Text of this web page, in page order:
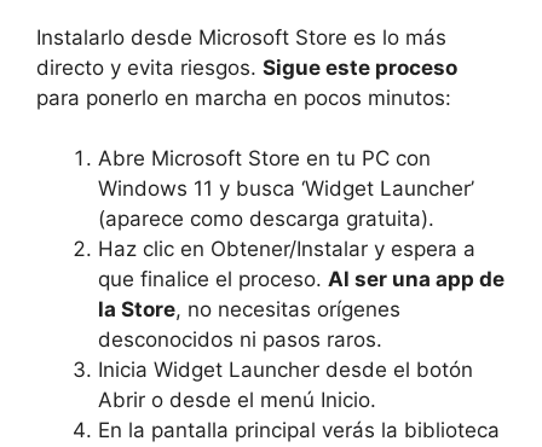
Instalarlo desde Microsoft Store es lo más
directo y evita riesgos. Sigue este proceso
para ponerlo en marcha en pocos minutos:
Abre Microsoft Store en tu PC con
Windows 11 y busca ‘Widget Launcher’
(aparece como descarga gratuita).
Haz clic en Obtener/Instalar y espera a
que finalice el proceso. Al ser una app de
la Store, no necesitas orígenes
desconocidos ni pasos raros.
Inicia Widget Launcher desde el botón
Abrir o desde el menú Inicio.
En la pantalla principal verás la biblioteca